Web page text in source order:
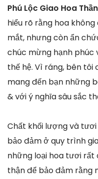
Phú Lộc Giao Hoa
hiểu rõ rằng hoa
mắt, nhưng còn ẩn
chúc mừng hạnh
thế hệ. Vì ráng, bên
mang đến bạn những
& với ý nghĩa sâu sắc
Chất khối lượng và
bảo đảm ở quy trình
những loại hoa tươi
thận để bảo đảm rằng